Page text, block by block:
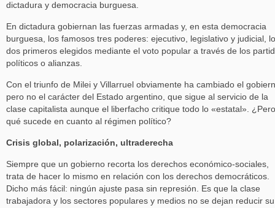
dictadura y democracia burguesa.
En dictadura gobiernan las fuerzas armadas y, en esta democracia
burguesa, los famosos tres poderes: ejecutivo, legislativo y judicial,
dos primeros elegidos mediante el voto popular a través de los
políticos o alianzas.
Con el triunfo de Milei y Villarruel obviamente ha cambiado el
pero no el carácter del Estado argentino, que sigue al servicio de la
clase capitalista aunque el liberfacho critique todo lo «estatal». ¿Pero
qué sucede en cuanto al régimen político?
Crisis global, polarización, ultraderecha
Siempre que un gobierno recorta los derechos económico-sociales,
trata de hacer lo mismo en relación con los derechos democráticos.
Dicho más fácil: ningún ajuste pasa sin represión. Es que la clase
trabajadora y los sectores populares y medios no se dejan reducir su